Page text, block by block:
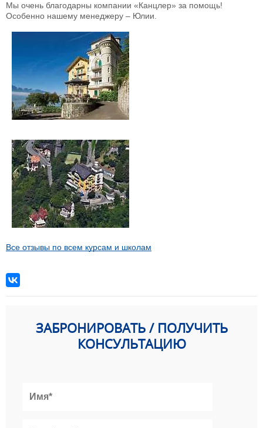
Мы очень благодарны компании «Канцлер» за помощь!
Особенно нашему менеджеру – Юлии.
Все отзывы по всем курсам и школам
ЗАБРОНИРОВАТЬ / ПОЛУЧИТЬ
КОНСУЛЬТАЦИЮ